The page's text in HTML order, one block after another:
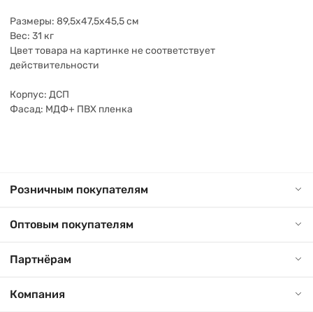
Размеры: 89,5х47,5х45,5 см
Вес: 31 кг
Цвет товара на картинке не соответствует
действительности
Корпус: ДСП
Фасад: МДФ+ ПВХ пленка
Розничным покупателям
Оптовым покупателям
Партнёрам
Компания